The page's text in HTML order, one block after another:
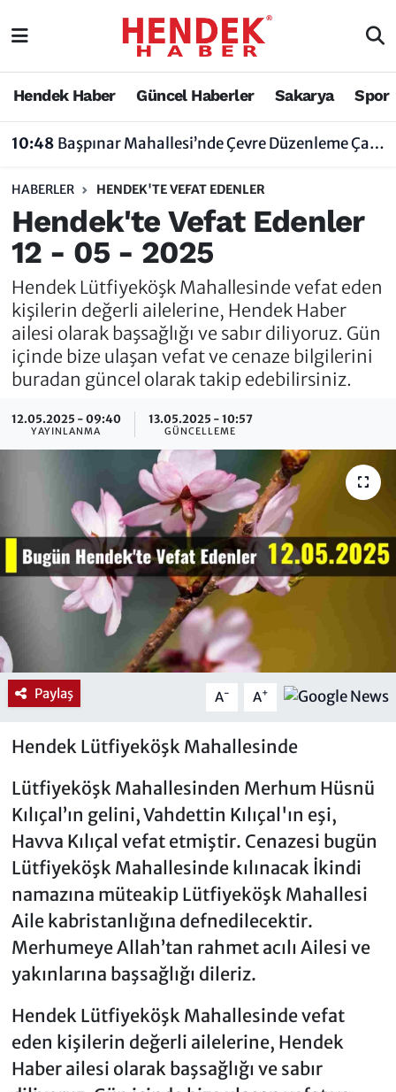
Hendek Haber Güncel Haberler Sakarya Spor
10:48 Başpınar Mahallesi’nde Çevre Düzenleme Çalışmaları Sürüyor
HABERLER HENDEK'TE VEFAT EDENLER
Hendek'te Vefat Edenler
12 - 05 - 2025
Hendek Lütfiyeköşk Mahallesinde vefat eden
kişilerin değerli ailelerine, Hendek Haber
ailesi olarak başsağlığı ve sabır diliyoruz. Gün
içinde bize ulaşan vefat ve cenaze bilgilerini
buradan güncel olarak takip edebilirsiniz.
12.05.2025 - 09:40
YAYINLANMA
13.05.2025 - 10:57
GÜNCELLEME
Paylaş A- A+
Hendek Lütfiyeköşk Mahallesinde
Lütfiyeköşk Mahallesinden Merhum Hüsnü
Kılıçal’ın gelini, Vahdettin Kılıçal'ın eşi,
Havva Kılıçal vefat etmiştir. Cenazesi bugün
Lütfiyeköşk Mahallesinde kılınacak İkindi
namazına müteakip Lütfiyeköşk Mahallesi
Aile kabristanlığına defnedilecektir.
Merhumeye Allah’tan rahmet acılı Ailesi ve
yakınlarına başsağlığı dileriz.
Hendek Lütfiyeköşk Mahallesinde vefat
eden kişilerin değerli ailelerine, Hendek
Haber ailesi olarak başsağlığı ve sabır
Hendek Haber
Sakarya
Nöbetçi Eczaneler
Vefat Edenler
Hendek Haber
Siyaset
Hakkında
Hendek Haber Reklam Servisi
Künye
İletişim
Sakarya Nöbetçi Eczaneler
Sakarya Trafik Yoğunluk Haritası
Tüm Manşetler
Son Dakika Haberleri
Haber Arşivi